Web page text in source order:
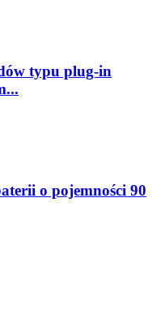
typu plug-in
o pojemności 90